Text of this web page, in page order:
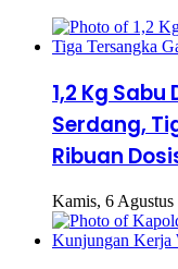
1,2 Kg
Serdang,
Ribuan
Kamis, 6